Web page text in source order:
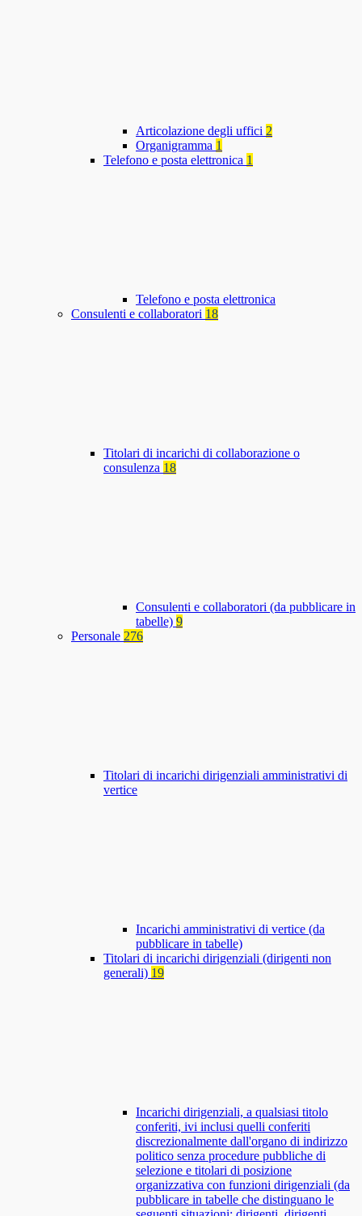
Articolazione degli uffici 2
Organigramma 1
Telefono e posta elettronica 1
Telefono e posta elettronica
Consulenti e collaboratori 18
Titolari di incarichi di collaborazione o
consulenza 18
Consulenti e collaboratori (da pubblicare in
tabelle) 9
Personale 276
Titolari di incarichi dirigenziali amministrativi di
vertice
Incarichi amministrativi di vertice (da
pubblicare in tabelle)
Titolari di incarichi dirigenziali (dirigenti non
generali) 19
Incarichi dirigenziali, a qualsiasi titolo
conferiti, ivi inclusi quelli conferiti
discrezionalmente dall'organo di indirizzo
politico senza procedure pubbliche di
selezione e titolari di posizione
organizzativa con funzioni dirigenziali (da
pubblicare in tabelle che distinguano le